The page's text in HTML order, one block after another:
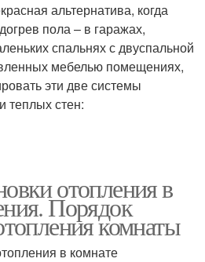
альтернатива, когда
пола – в гаражах,
спальнях с двуспальной
мебелью помещениях,
эти две системы
теплых стен:
отопления в
Порядок
комнаты
в комнате